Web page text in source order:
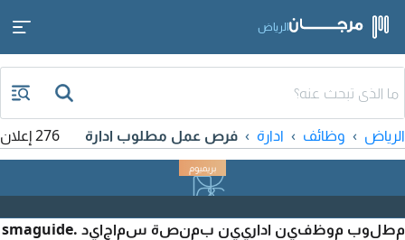
الرياض
الرياض وظائف ادارة فرص عمل مطلوب ادارة 276 إعلان
مطلوب موظفين اداريين بمنصة سماجايد smaguide.